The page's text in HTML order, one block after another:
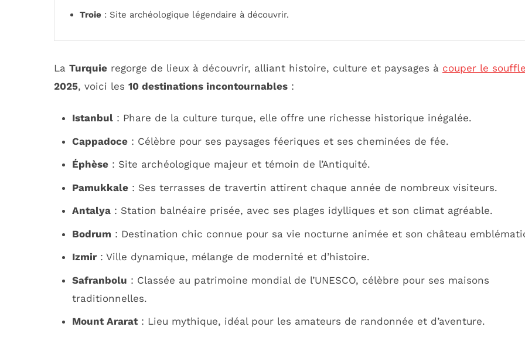
Troie : Site archéologique légendaire à découvrir.
La Turquie regorge de lieux à découvrir, alliant histoire, culture et paysages à couper le
2025, voici les 10 destinations incontournables :
Istanbul: Phare de la culture turque, elle offre une richesse historique inégalée.
Cappadoce: Célèbre pour ses paysages féeriques et ses cheminées de fée.
Éphèse: Site archéologique majeur et témoin de l’Antiquité.
Pamukkale: Ses terrasses de travertin attirent chaque année de nombreux visiteurs.
Antalya: Station balnéaire prisée, avec ses plages idylliques et son climat agréable.
Bodrum : Destination chic connue pour sa vie nocturne animée et son château
Izmir: Ville dynamique, mélange de modernité et d’histoire.
Safranbolu : Classée au patrimoine mondial de l’UNESCO, célèbre pour ses maisons
traditionnelles.
Mount Ararat: Lieu mythique, idéal pour les amateurs de randonnée et d’aventure.